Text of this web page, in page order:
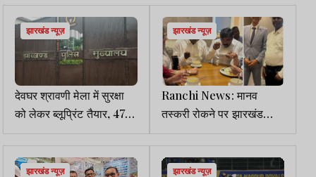
जाने का आदेश रद्द
को मंजूरी
झारखंड न्यूज़
देवघर श्रावणी मेला में सुरक्षा
को लेकर ब्लूप्रिंट तैयार, 47
अस्थायी ओपी व ट्रैफिक पोस्ट
होंगे स्थापित
झारखंड न्यूज़
Ranchi News: मानव
तस्करी रोकने पर झारखंड
पुलिस व अमेरिकी वाणिज्य
दूतावास व FBI का महामंथन
झारखंड न्यूज़ झारखंड न्यूज़